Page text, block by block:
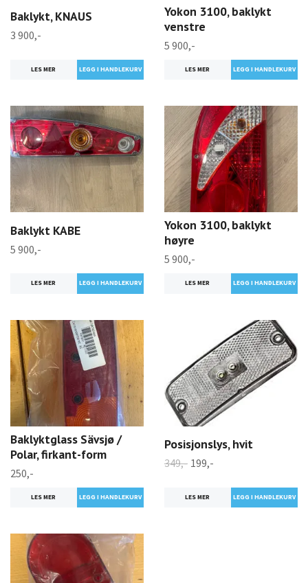
Baklykt, KNAUS
3 900,-
LES MER
Yokon 3100, baklykt
venstre
5 900,-
LES MER
Baklykt KABE
5 900,-
LES MER
Yokon 3100, baklykt
høyre
5 900,-
LES MER
Baklyktglass Sävsjø /
Polar, firkant-form
250,-
LES MER
Posisjonslys, hvit
349,- 199,-
LES MER